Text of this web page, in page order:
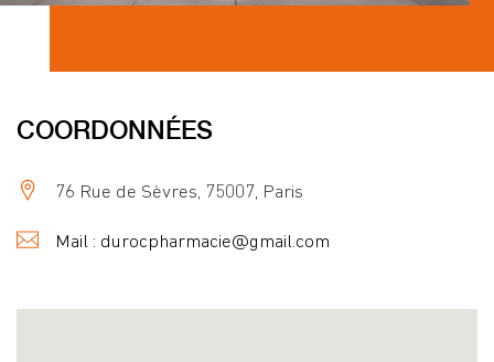
COORDONNÉES
76 Rue de Sèvres, 75007, Paris
Mail : durocpharmacie@gmail.com